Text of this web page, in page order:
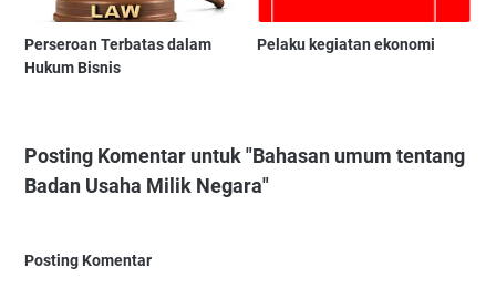
Perseroan Terbatas dalam
Hukum Bisnis
Pelaku kegiatan ekonomi
Posting Komentar untuk "Bahasan umum tentang
Badan Usaha Milik Negara"
Posting Komentar